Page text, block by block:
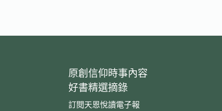
原創信仰時事內容
好書精選摘錄
訂閱天恩悅讀電子報